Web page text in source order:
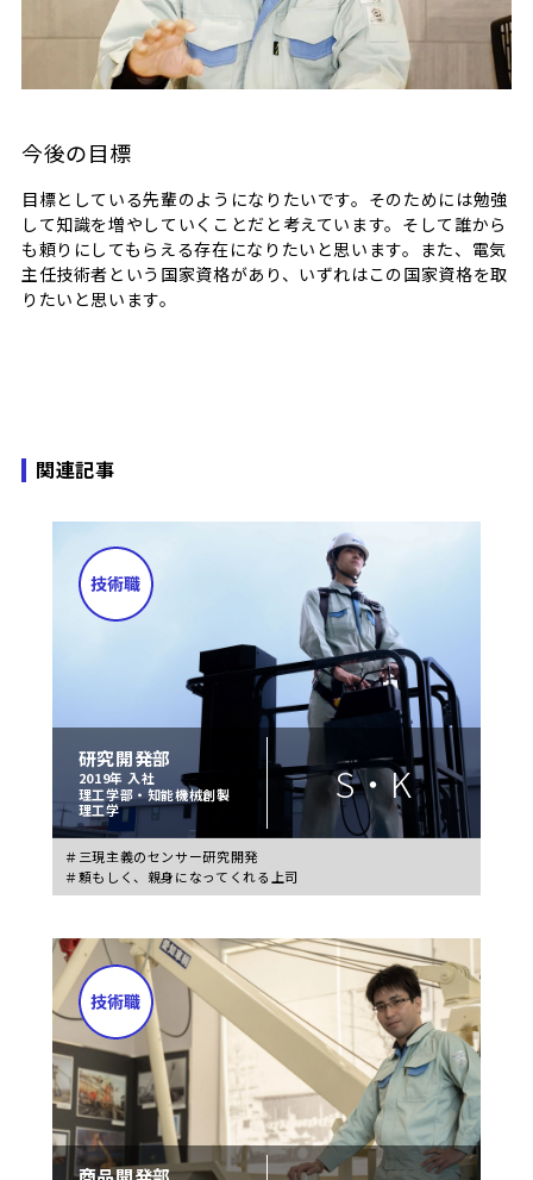
今後の目標
目標としている先輩のようになりたいです。そのためには勉強
して知識を増やしていくことだと考えています。そして誰から
も頼りにしてもらえる存在になりたいと思います。また、電気
主任技術者という国家資格があり、いずれはこの国家資格を取
りたいと思います。
関連記事
研究開発部
2019年 入社
理工学部・知能機械創製
理工学
S・K
＃三現主義のセンサー研究開発
＃頼もしく、親身になってくれる上司